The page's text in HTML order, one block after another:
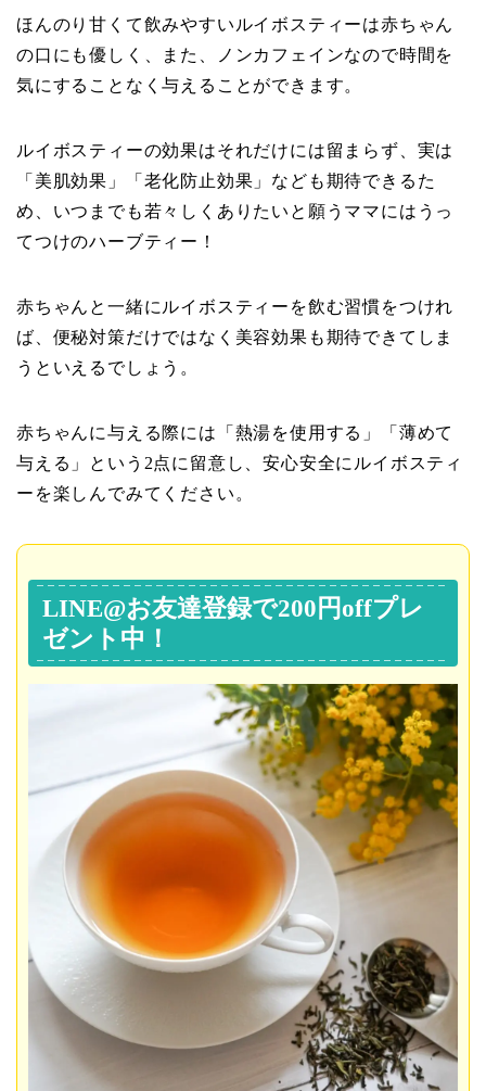
ほんのり甘くて飲みやすいルイボスティーは赤ちゃん
の口にも優しく、また、ノンカフェインなので時間を
気にすることなく与えることができます。
ルイボスティーの効果はそれだけには留まらず、実は
「美肌効果」「老化防止効果」なども期待できるた
め、いつまでも若々しくありたいと願うママにはうっ
てつけのハーブティー！
赤ちゃんと一緒にルイボスティーを飲む習慣をつけれ
ば、便秘対策だけではなく美容効果も期待できてしま
うといえるでしょう。
赤ちゃんに与える際には「熱湯を使用する」「薄めて
与える」という2点に留意し、安心安全にルイボスティ
ーを楽しんでみてください。
LINE@お友達登録で200円offプレ
ゼント中！